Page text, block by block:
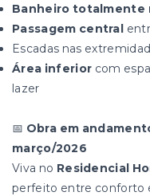
Banheiro totalmente
Passagem central
Escadas nas
Área inferior com
lazer
📅 Obra em
março/2026
Viva no Residencial
perfeito entre conforto